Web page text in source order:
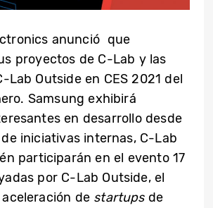
anunció que
proyectos de C-Lab y las
Lab Outside en CES 2021 del
Samsung exhibirá
en desarrollo desde
iniciativas internas, C-Lab
participarán en el evento 17
por C-Lab Outside, el
de startupsde